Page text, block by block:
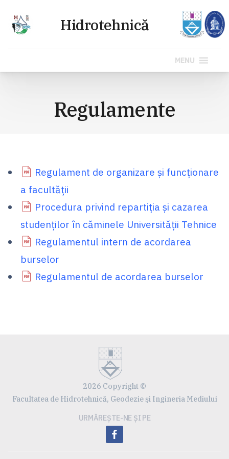
MENU
Regulamente
Regulament de organizare şi funcţionare
a facultăţii
Procedura privind repartiţia şi cazarea
studenţilor în căminele Universităţii Tehnice
Regulamentul intern de acordarea
burselor
Regulamentul de acordarea burselor
2026 Copyright ©
Facultatea de Hidrotehnică, Geodezie şi Ingineria Mediului
URMĂREȘTE-NE ȘI PE
facebook